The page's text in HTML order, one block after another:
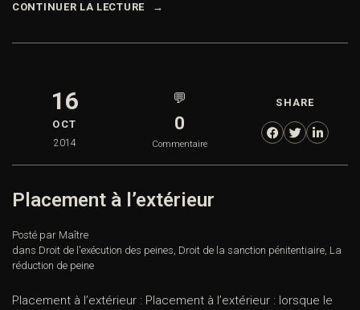
CONTINUER LA LECTURE
16
OCT
2014
💬
0
Commentaire
SHARE
Placement à l’extérieur
Posté par Maître
dans Droit de l'exécution des peines, Droit de la sanction pénitentiaire, La
réduction de peine
Placement à l’extérieur : Placement à l’extérieur : lorsque le